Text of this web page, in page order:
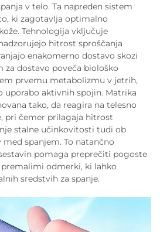
v telo. Ta napreden sistem
ki zagotavlja optimalno
Tehnologija vključuje
hitrost sproščanja
enakomerno dostavo skozi
za dostavo poveča biološko
prvemu metabolizmu v jetrih,
uporabo aktivnih spojin. Matrika
tako, da reagira na telesno
pri čemer prilagaja hitrost
stalne učinkovitosti tudi ob
spanjem. To natančno
pomaga preprečiti pogoste
odmerki, ki lahko
sredstvih za spanje.